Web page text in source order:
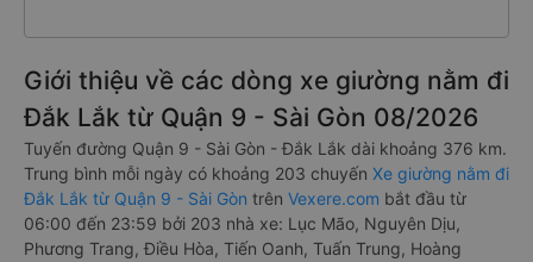
Giới thiệu về các dòng xe giường nằm đi
Đắk Lắk từ Quận 9 - Sài Gòn 08/2026
Tuyến đường Quận 9 - Sài Gòn - Đắk Lắk dài khoảng 376 km.
Trung bình mỗi ngày có khoảng 203 chuyến Xe giường nằm đi
Đắk Lắk từ Quận 9 - Sài Gòn trên Vexere.com bắt đầu từ
06:00 đến 23:59 bởi 203 nhà xe: Lục Mão, Nguyên Dịu,
Phương Trang, Điều Hòa, Tiến Oanh, Tuấn Trung, Hoàng